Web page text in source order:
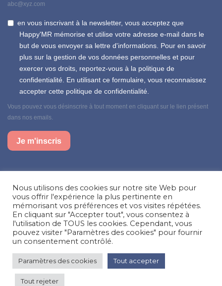
abc@xyz.com
en vous inscrivant à la newsletter, vous acceptez que
Happy'MR mémorise et utilise votre adresse e-mail dans le
but de vous envoyer sa lettre d'informations. Pour en savoir
plus sur la gestion de vos données personnelles et pour
exercer vos droits, reportez-vous à la politique de
confidentialité. En utilisant ce formulaire, vous reconnaissez
accepter cette politique de confidentialité.
Vous pouvez vous désinscrire à tout moment en cliquant sur le lien présent
dans nos emails.
Je m'inscris
Facebook
Instagram
LinkedIn
Besoin d’aide, une question ?
Nous contacter
© Happy'MR - Tous droits réservés - Une création
Nous utilisons des cookies sur notre site Web pour
vous offrir l'expérience la plus pertinente en
mémorisant vos préférences et vos visites répétées.
En cliquant sur "Accepter tout", vous consentez à
l'utilisation de TOUS les cookies. Cependant, vous
pouvez visiter "Paramètres des cookies" pour fournir
un consentement contrôlé.
Paramètres des cookies Tout accepter
Tout rejeter